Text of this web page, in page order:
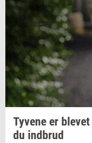
Ty­ve­ne er ble­vet
du ind­brud